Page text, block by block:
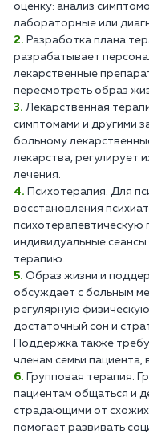
оценку: анализ
лабораторные или
Разработка плана
разрабатывает
лекарственные
пересмотреть образ
Лекарственная
симптомами и другими
больному
лекарства, регулирует
лечения.
Психотерапия. Для
восстановления
индивидуальные
терапию.
Образ жизни и
обсуждает с больным
регулярную
достаточный сон и
Поддержка также
членам семьи
Групповая терапия.
пациентам общаться и
страдающими от
помогает развивать